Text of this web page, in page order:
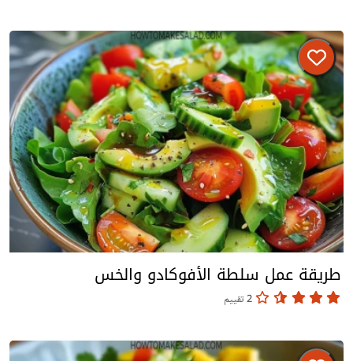
طريقة عمل سلطة الأفوكادو والخس
2 تقييم